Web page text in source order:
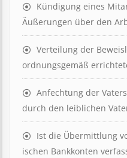
Kündigung eines
Äuß­er­ung­en über den
Ver­teil­ung der
ord­nungs­ge­mäß
Anfechtung der
durch den leiblichen
Ist die Über­mitt­lung
isch­en Bank­kont­en